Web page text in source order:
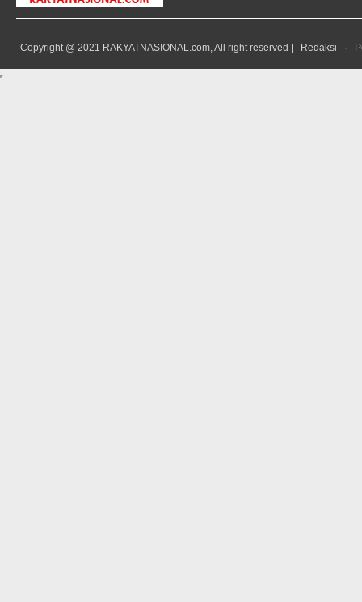
Copyright @ 2021 RAKYATNASIONAL.com, All right reserved | Redaksi ·